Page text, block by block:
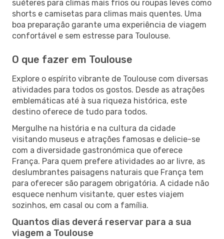
suéteres para climas mais frios ou roupas leves como
shorts e camisetas para climas mais quentes. Uma
boa preparação garante uma experiência de viagem
confortável e sem estresse para Toulouse.
O que fazer em Toulouse
Explore o espírito vibrante de Toulouse com diversas
atividades para todos os gostos. Desde as atrações
emblemáticas até à sua riqueza histórica, este
destino oferece de tudo para todos.
Mergulhe na história e na cultura da cidade
visitando museus e atrações famosas e delicie-se
com a diversidade gastronómica que oferece
França. Para quem prefere atividades ao ar livre, as
deslumbrantes paisagens naturais que França tem
para oferecer são paragem obrigatória. A cidade não
esquece nenhum visitante, quer estes viajem
sozinhos, em casal ou com a família.
Quantos dias deverá reservar para a sua
viagem a Toulouse